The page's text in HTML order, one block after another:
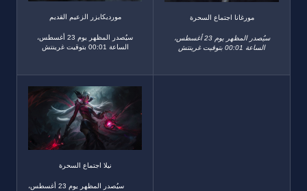
مورديكايزر الزعيم القديم
سيُصدر المظهر يوم 23 أغسطس،
الساعة 00:01 بتوقيت غرينتش
مورغانا اجتماع السحرة
سيُصدر المظهر يوم 23 أغسطس،
الساعة 00:01 بتوقيت غرينتش
نيلا اجتماع السحرة
سيُصدر المظهر يوم 23 أغسطس،